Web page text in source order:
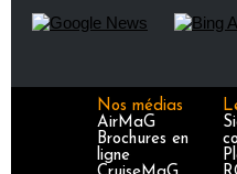
Nos médias
AirMaG
Brochures en
ligne